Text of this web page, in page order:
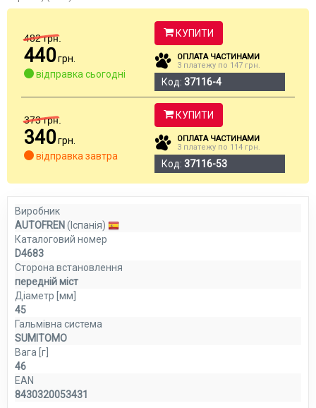
482 грн.
440грн.
відправка сьогодні
КУПИТИ
ОПЛАТА ЧАСТИНАМИ
3 платежу по 147 грн.
Код: 37116-4
373 грн.
340грн.
відправка завтра
КУПИТИ
ОПЛАТА ЧАСТИНАМИ
3 платежу по 114 грн.
Код: 37116-53
Виробник
AUTOFREN(Іспанія)
Каталоговий номер
D4683
Сторона встановлення
передній міст
Діаметр [мм]
45
Гальмівна система
SUMITOMO
Вага [г]
46
EAN
8430320053431